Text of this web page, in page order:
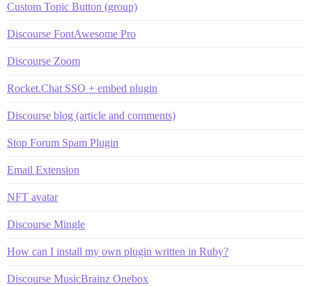
Custom Topic Button (group)
Discourse FontAwesome Pro
Discourse Zoom
Rocket.Chat SSO + embed plugin
Discourse blog (article and comments)
Stop Forum Spam Plugin
Email Extension
NFT avatar
Discourse Mingle
How can I install my own plugin written in Ruby?
Discourse MusicBrainz Onebox